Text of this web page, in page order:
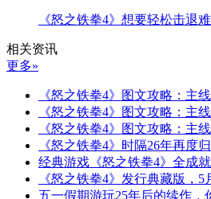
《怒之铁拳4》想要轻松击退
相关资讯
更多»
《怒之铁拳4》图文攻略：主
《怒之铁拳4》图文攻略：主
《怒之铁拳4》图文攻略：主
《怒之铁拳4》时隔26年再度
经典游戏《怒之铁拳4》全成
《怒之铁拳4》发行典藏版，
五一假期游玩25年后的续作